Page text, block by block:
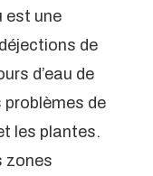
est une
de
d’eau de
de
les plantes.
zones